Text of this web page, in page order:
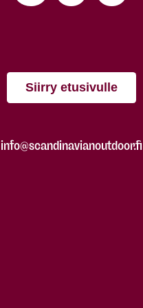
Siirry etusivulle
info@scandinavianoutdoor.fi